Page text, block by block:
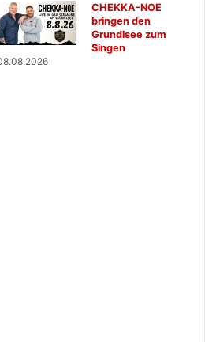
CHEKKA-NOE
bringen den
Grundlsee zum
Singen